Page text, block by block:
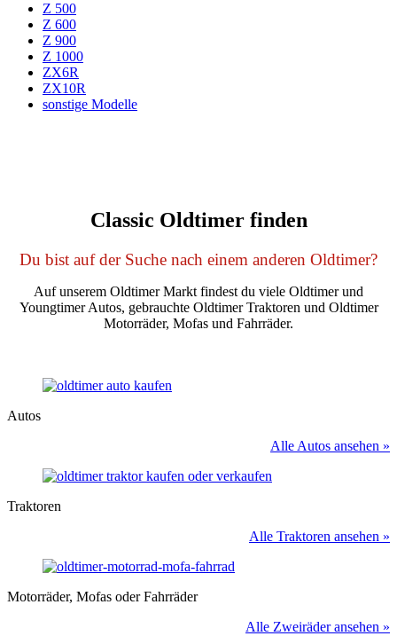
Z 500
Z 600
Z 900
Z 1000
ZX6R
ZX10R
sonstige Modelle
Classic Oldtimer finden
Du bist auf der Suche nach einem anderen Oldtimer?
Auf unserem Oldtimer Markt findest du viele Oldtimer und
Youngtimer Autos, gebrauchte Oldtimer Traktoren und Oldtimer
Motorräder, Mofas und Fahrräder.
Autos
Alle Autos ansehen »
Traktoren
Alle Traktoren ansehen »
Motorräder, Mofas oder Fahrräder
Alle Zweiräder ansehen »